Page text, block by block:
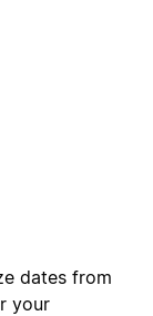
dates from
your